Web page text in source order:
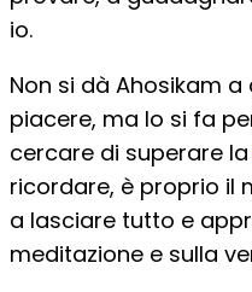
io.
Non si dà Ahosikam
piacere, ma lo si fa
cercare di superare la
ricordare, è proprio il
a lasciare tutto e
meditazione e sulla